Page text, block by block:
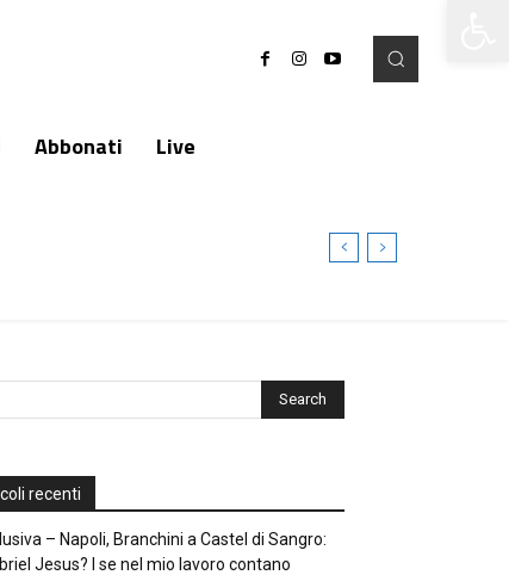
Abbonati
Live
recenti
– Napoli, Branchini a Castel di Sangro:
Jesus? I se nel mio lavoro contano